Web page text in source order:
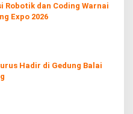
Robotik dan Coding Warnai
Expo 2026
Hadir di Gedung Balai